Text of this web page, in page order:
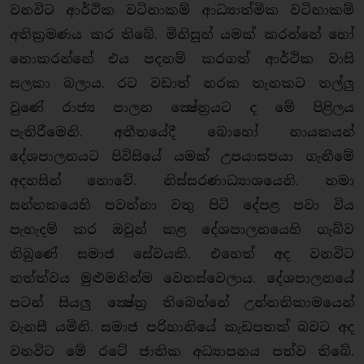
වනවිට ආර්ථික වටිනාකම් ආධ්‍යාත්මික වටිනාකම්
අතික්‍රමණය කර තිබේ. මිනිසුන් යමක් කරන්නේ හෝ
නොකරන්නේ එය පදනම් කරගත් ආර්ථික වාසි
සලකා බලාය. රට වඩාත් නරක තැනකට තල්ලු
වුණේ රාජ්‍ය පාලන ක්‍ෂේත්‍රයට ද මේ පිළිලය
පැතිරීමෙනි. අතීතයේදී බොහෝ නායකයන්
දේශපාලනයට පිවිසියේ යමක් උපයාසපයා ගැනීමේ
අදහසින් නොවේ. නිස්සරණාධ්‍යාශයෙනි. තමා
සන්තකයෙහි පවත්නා වතු පිටි දේපළ පවා විය
පැහැදම් කර ඔවුන් කළ දේශපාලනයෙහි ගැබ්ව
තිබුණේ සමාජ සේවයකි. එහෙත් අද වනවිට
තත්ත්වය මුළුමනින්ම වෙනස්වෙලාය. දේශපාලනයේ
පටන් සියලු ක්‍ෂේත්‍ර තිබෙන්නේ උන්නතිකාමයෙන්
වැනසී යමිනි. සමාජ පරිහානියේ කැඩපතක් බවට අද
වනවිට මේ රටේ ජාතික අධ්‍යාපනය පත්ව තිබේ.